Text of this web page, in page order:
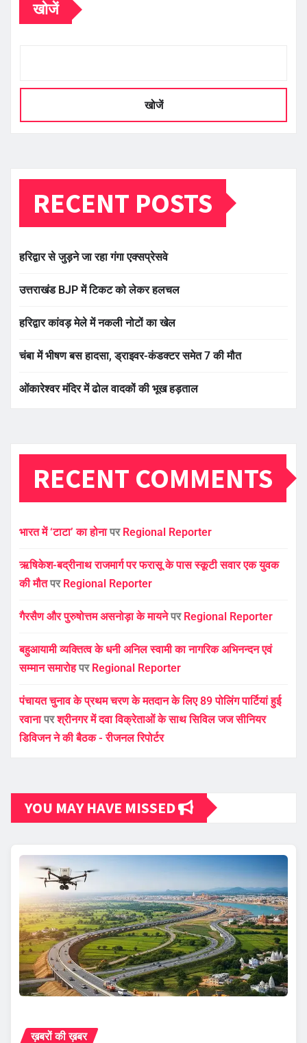
खोजें
खोजें
RECENT POSTS
हरिद्वार से जुड़ने जा रहा गंगा एक्सप्रेसवे
उत्तराखंड BJP में टिकट को लेकर हलचल
हरिद्वार कांवड़ मेले में नकली नोटों का खेल
चंबा में भीषण बस हादसा, ड्राइवर-कंडक्टर समेत 7 की मौत
ओंकारेश्वर मंदिर में ढोल वादकों की भूख हड़ताल
RECENT COMMENTS
भारत में ‘टाटा’ का होनापर Regional Reporter
ऋषिकेश-बद्रीनाथ राजमार्ग पर फरासू के पास स्कूटी सवार एक युवक
की मौतपर Regional Reporter
गैरसैण और पुरुषोत्तम असनोड़ा के मायनेपर Regional Reporter
बहुआयामी व्यक्तित्व के धनी अनिल स्वामी का नागरिक अभिनन्दन एवं
सम्मान समारोहपर Regional Reporter
पंचायत चुनाव के प्रथम चरण के मतदान के लिए 89 पोलिंग पार्टियां हुई
रवानापरश्रीनगर में दवा विक्रेताओं के साथ सिविल जज सीनियर
डिविजन ने की बैठक - रीजनल रिपोर्टर
YOU MAY HAVE MISSED
ख़बरों की ख़बर